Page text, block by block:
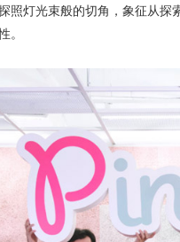
照灯光束般的切角，象征从
。